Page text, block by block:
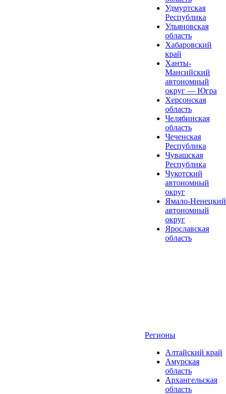
Удмуртская
Республика
Ульяновская
область
Хабаровский
край
Ханты-
Мансийский
автономный
округ — Югра
Херсонская
область
Челябинская
область
Чеченская
Республика
Чувашская
Рeспублика
Чукотский
автономный
округ
Ямало-Ненецкий
автономный
округ
Ярославская
область
Регионы
Алтайский край
Амурская
область
Архангельская
область